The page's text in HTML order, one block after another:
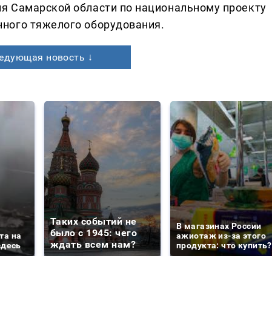
Самарской области по национальному проекту
тяжелого оборудования.
новость ↓
на
Таких событий не
было с 1945: чего
ждать всем нам?
В магазинах России
ажиотаж из-за этого
продукта: что купить?